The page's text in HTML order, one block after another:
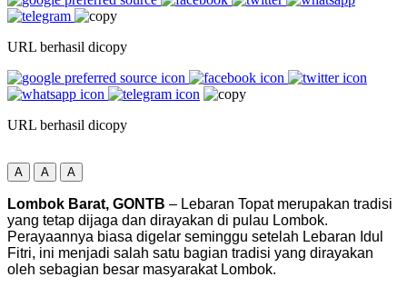
URL berhasil dicopy
URL berhasil dicopy
A A A
Lombok Barat, GONTB – Lebaran Topat merupakan tradisi
yang tetap dijaga dan dirayakan di pulau Lombok.
Perayaannya biasa digelar seminggu setelah Lebaran Idul
Fitri, ini menjadi salah satu bagian tradisi yang dirayakan
oleh sebagian besar masyarakat Lombok.